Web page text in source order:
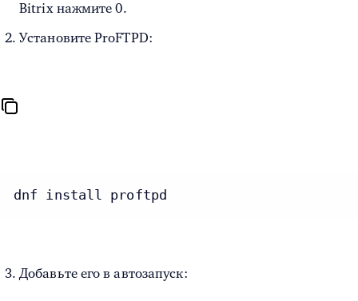
Bitrix нажмите 0.
Установите ProFTPD:
dnf install proftpd
Добавьте его в автозапуск: